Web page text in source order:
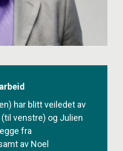
har blitt veiledet av
venstre) og Julien
fra
av Noel